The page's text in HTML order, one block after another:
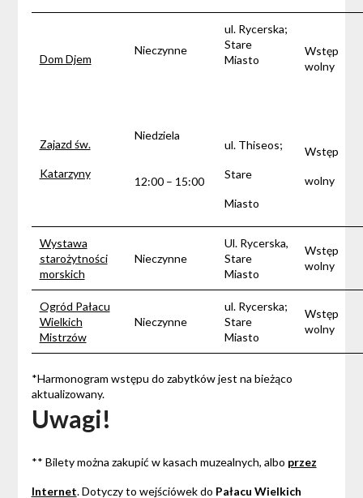
Dom Djem
Zajazd św.
Katarzyny
Nieczynne
Niedziela
12:00 – 15:00
ul. Rycerska;
Stare
Miasto
ul. Thiseos;
Stare
Miasto
Wstęp
wolny
Wstęp
wolny
Wystawa
starożytności
morskich
Nieczynne
Ul. Rycerska,
Stare
Miasto
Wstęp
wolny
Ogród Pałacu
Wielkich
Mistrzów
Nieczynne
ul. Rycerska;
Stare
Miasto
Wstęp
wolny
*Harmonogram wstępu do zabytków jest na bieżąco
aktualizowany.
Uwagi!
** Bilety można zakupić w kasach muzealnych, albo przez
Internet. Dotyczy to wejściówek do Pałacu Wielkich